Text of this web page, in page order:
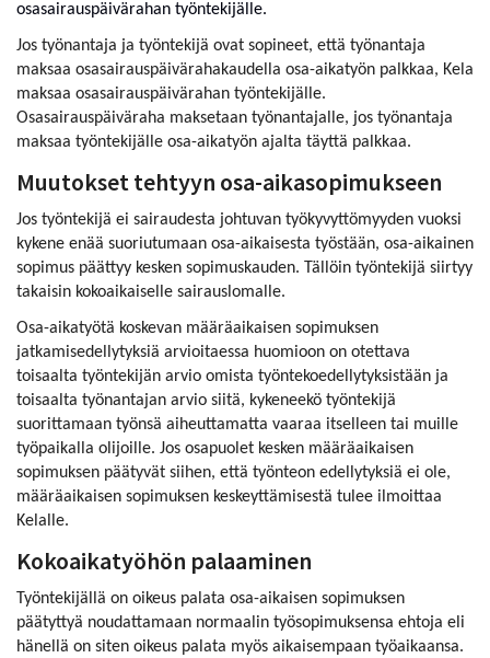
osasairauspäivärahan työntekijälle.
Jos työnantaja ja työntekijä ovat sopineet, että työnantaja
maksaa osasairauspäivärahakaudella osa-aikatyön palkkaa, Kela
maksaa osasairauspäivärahan työntekijälle.
Osasairauspäiväraha maksetaan työnantajalle, jos työnantaja
maksaa työntekijälle osa-aikatyön ajalta täyttä palkkaa.
Muutokset tehtyyn osa-aikasopimukseen
Jos työntekijä ei sairaudesta johtuvan työkyvyttömyyden vuoksi
kykene enää suoriutumaan osa-aikaisesta työstään, osa-aikainen
sopimus päättyy kesken sopimuskauden. Tällöin työntekijä siirtyy
takaisin kokoaikaiselle sairauslomalle.
Osa-aikatyötä koskevan määräaikaisen sopimuksen
jatkamisedellytyksiä arvioitaessa huomioon on otettava
toisaalta työntekijän arvio omista työntekoedellytyksistään ja
toisaalta työnantajan arvio siitä, kykeneekö työntekijä
suorittamaan työnsä aiheuttamatta vaaraa itselleen tai muille
työpaikalla olijoille. Jos osapuolet kesken määräaikaisen
sopimuksen päätyvät siihen, että työnteon edellytyksiä ei ole,
määräaikaisen sopimuksen keskeyttämisestä tulee ilmoittaa
Kelalle.
Kokoaikatyöhön palaaminen
Työntekijällä on oikeus palata osa-aikaisen sopimuksen
päätyttyä noudattamaan normaalin työsopimuksensa ehtoja eli
hänellä on siten oikeus palata myös aikaisempaan työaikaansa.